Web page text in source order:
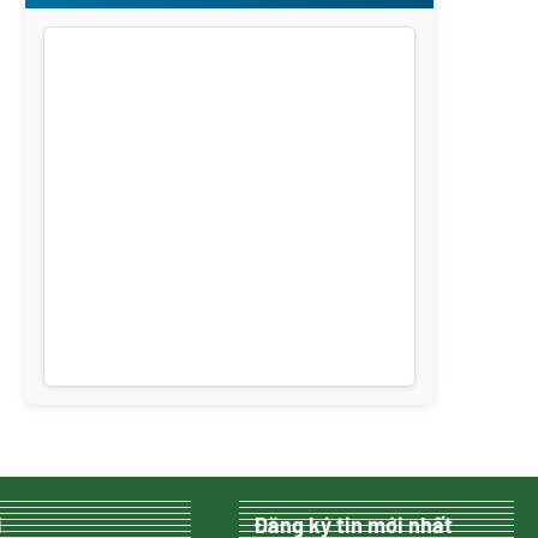
Đăng ký tin mới nhất